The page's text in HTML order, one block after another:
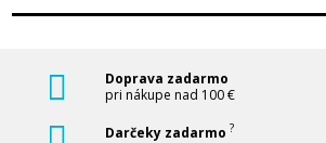
Doprava zadarmo
pri nákupe nad 100 €
Darčeky zadarmo ?